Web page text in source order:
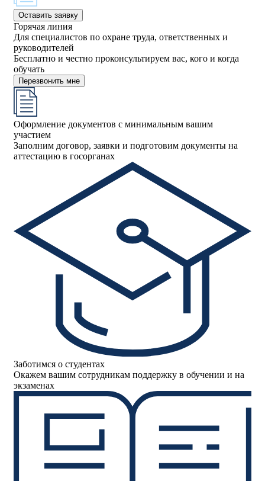
Оставить заявку
Горячая линия
Для специалистов по охране труда, ответственных и
руководителей
Бесплатно и честно проконсультируем вас, кого и когда
обучать
Перезвонить мне
Оформление документов с минимальным вашим
участием
Заполним договор, заявки и подготовим документы на
аттестацию в госорганах
Заботимся о студентах
Окажем вашим сотрудникам поддержку в обучении и на
экзаменах